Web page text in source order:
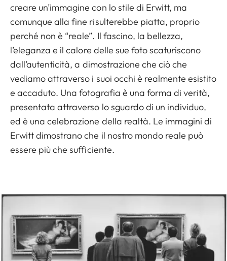
creare un’immagine con lo stile di Erwitt, ma
comunque alla fine risulterebbe piatta, proprio
perché non è “reale”. Il fascino, la bellezza,
l’eleganza e il calore delle sue foto scaturiscono
dall’autenticità, a dimostrazione che ciò che
vediamo attraverso i suoi occhi è realmente esistito
e accaduto. Una fotografia è una forma di verità,
presentata attraverso lo sguardo di un individuo,
ed è una celebrazione della realtà. Le immagini di
Erwitt dimostrano che il nostro mondo reale può
essere più che sufficiente.